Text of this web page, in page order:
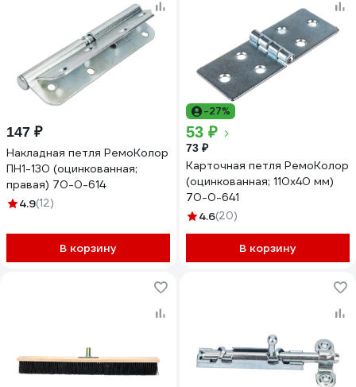
147 ₽
Накладная петля РемоКолор
ПН1-130 (оцинкованная;
правая) 70-0-614
4.9(12)
В корзину
-27%
53 ₽
73 ₽
Карточная петля РемоКолор
(оцинкованная; 110x40 мм)
70-0-641
4.6(20)
В корзину